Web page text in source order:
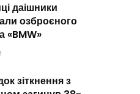
даішники
озброєного
«BMW»
зіткнення з